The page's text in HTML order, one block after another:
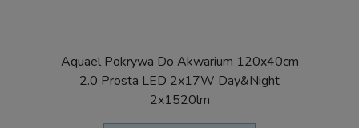
Aquael Pokrywa Do Akwarium 120x40cm
2.0 Prosta LED 2x17W Day&Night
2x1520lm